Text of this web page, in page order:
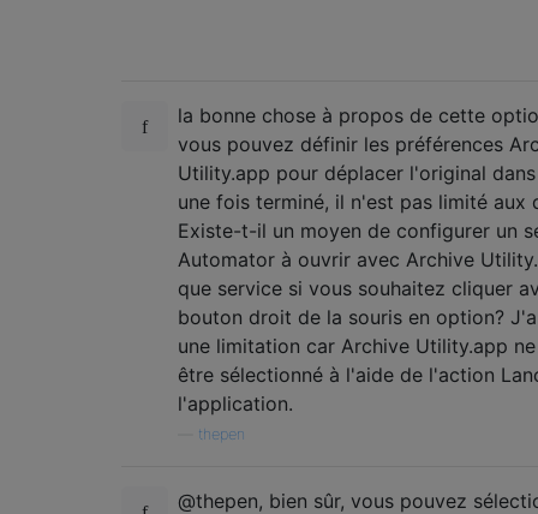
la bonne chose à propos de cette
vous pouvez définir les préférences
Utility.app pour déplacer l'original
une fois terminé, il n'est pas limité aux
Existe-t-il un moyen de configurer un
Automator à ouvrir avec Archive
que service si vous souhaitez cliquer
bouton droit de la souris en option?
une limitation car Archive Utility.app
être sélectionné à l'aide de l'action
l'application.
thepen
@thepen, bien sûr, vous pouvez